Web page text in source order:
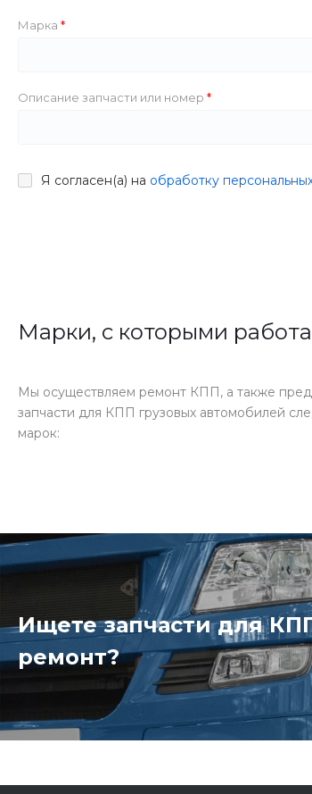
Марка
Описание запчасти или номер
Я согласен(а) на обработку
Марки, с которыми
Мы осуществляем ремонт КПП, а также
запчасти для КПП грузовых автомобилей
марок:
Ищете запчасти для
ремонт?